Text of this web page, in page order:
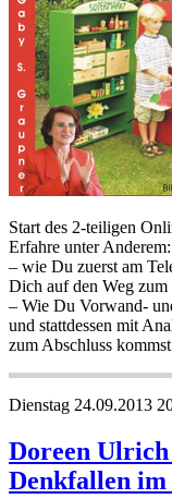
Start des 2-teiligen
Erfahre unter Anderem:
– wie Du zuerst am
Dich auf den Weg
– Wie Du Vorwand-
und stattdessen mit
zum Abschluss
Dienstag 24.09.2013
Doreen Ulrich
Denkfallen im